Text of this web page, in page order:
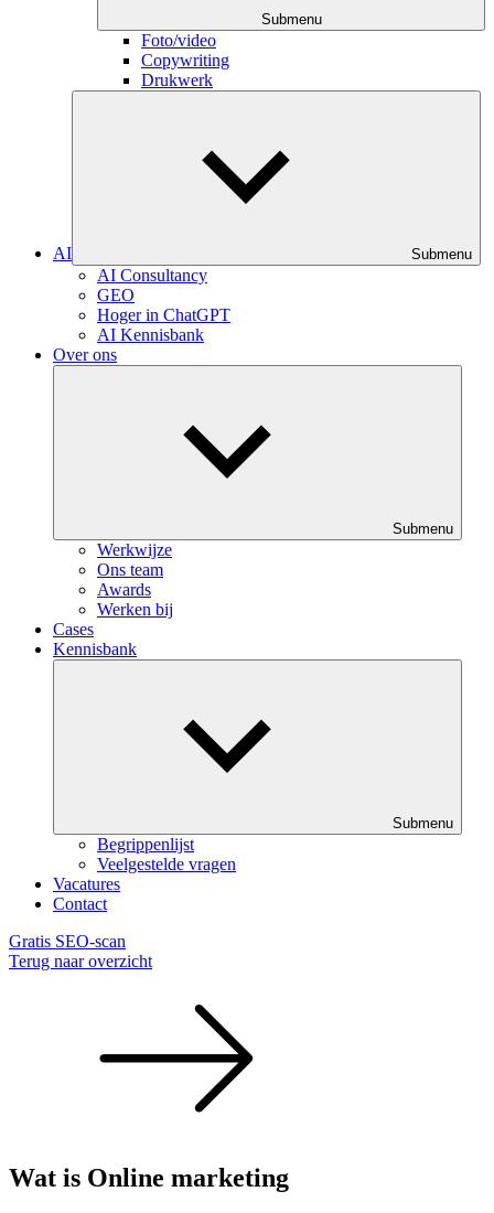
Submenu
Foto/video
Copywriting
Drukwerk
AI Submenu
AI Consultancy
GEO
Hoger in ChatGPT
AI Kennisbank
Over ons
Submenu
Werkwijze
Ons team
Awards
Werken bij
Cases
Kennisbank
Submenu
Begrippenlijst
Veelgestelde vragen
Vacatures
Contact
Gratis SEO-scan
Terug naar overzicht
Wat is Online marketing